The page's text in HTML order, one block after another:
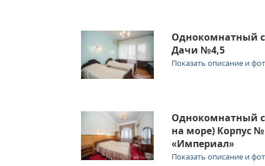
Однокомнатный
Дачи №4,5
Показать описание и
Однокомнатный
на море) Корпус
«Империал»
Показать описание и